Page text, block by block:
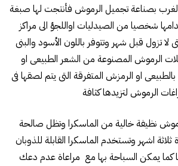
بصناعة تجميل الرموش فأنتجت لها صبغة
شخصيا من الصيدليات اواللجؤ الى مراكز
لا تزول قبل شهر وتتوفر باللون الأسود والبنى
الرموش المصنوعة من الشعر الطبيعى او
او الرمزش المتفرقة التى يتم لصقها فى
الرموش لتزيدها كثافة
نظيفة خالية من الماسكرا وتظل صالحة
اشهر وتستخدم الماسكرا القابلة للذوبان
كما يمكن السباحة بها مع مراعاة عدم دعك